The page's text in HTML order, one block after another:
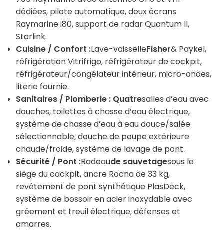
dédiées, pilote automatique, deux écrans
Raymarine i80, support de radar Quantum II,
Starlink.
Cuisine / Confort :Lave-vaisselleFisher& Paykel,
réfrigération Vitrifrigo, réfrigérateur de cockpit,
réfrigérateur/congélateur intérieur, micro-ondes,
literie fournie.
Sanitaires / Plomberie : Quatresalles d’eau avec
douches, toilettes à chasse d’eau électrique,
système de chasse d’eau à eau douce/salée
sélectionnable, douche de poupe extérieure
chaude/froide, système de lavage de pont.
Sécurité / Pont :Radeaude sauvetagesous le
siège du cockpit, ancre Rocna de 33 kg,
revêtement de pont synthétique PlasDeck,
système de bossoir en acier inoxydable avec
gréement et treuil électrique, défenses et
amarres.